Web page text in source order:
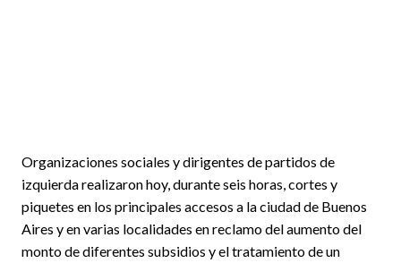
Organizaciones sociales y dirigentes de partidos de
izquierda realizaron hoy, durante seis horas, cortes y
piquetes en los principales accesos a la ciudad de Buenos
Aires y en varias localidades en reclamo del aumento del
monto de diferentes subsidios y el tratamiento de un